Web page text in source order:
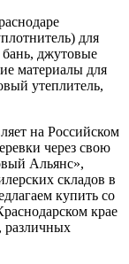
для
бань, джутовые
материалы для
утеплитель,
на Российском
через свою
Альянс»,
складов в
купить со
крае
различных